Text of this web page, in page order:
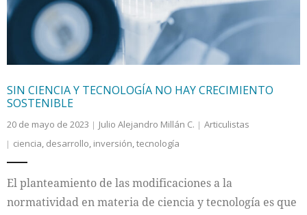
SIN CIENCIA Y TECNOLOGÍA NO HAY CRECIMIENTO
SOSTENIBLE
20 de mayo de 2023 Julio Alejandro Millán C.
Articulistas
ciencia, desarrollo, inversión,tecnología
El planteamiento de las modificaciones a la
normatividad en materia de ciencia y tecnología es que